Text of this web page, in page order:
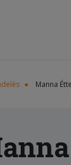
Manna